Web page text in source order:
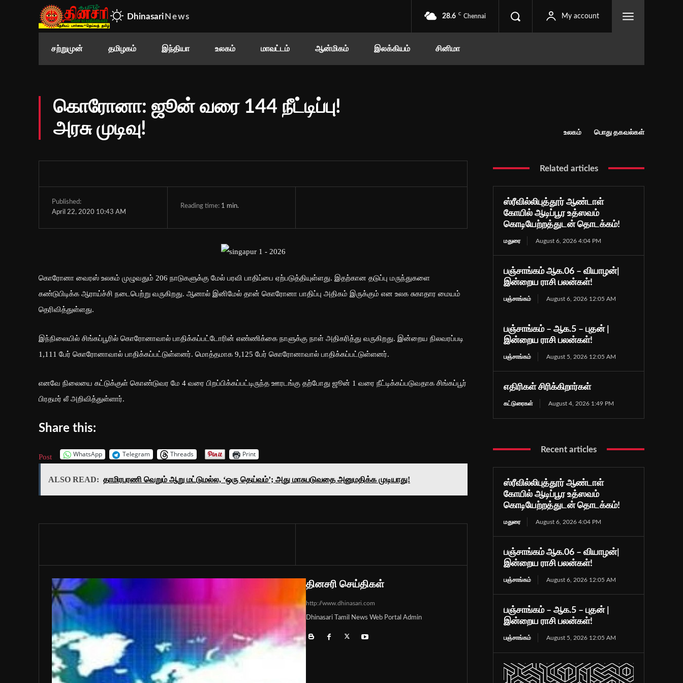
Dhinasari News 28.6 C Chennai My account
சற்றுமுன் தமிழகம் இந்தியா உலகம் மாவட்டம் ஆன்மிகம் இலக்கியம் சினிமா
கொரோனா: ஜூன் வரை 144 நீட்டிப்பு!
அரசு முடிவு!
உலகம் பொது தகவல்கள்
Published:
April 22, 2020 10:43 AM
Reading time: 1 min.
கொரோனா வைரஸ் உலகம் முழுவதும் 206 நாடுகளுக்கு மேல் பரவி பாதிப்பை ஏற்படுத்தியுள்ளது. இதற்கான தடுப்பு மருந்துகளை
கண்டுபிடிக்க ஆராய்ச்சி நடைபெற்று வருகிறது. ஆனால் இனிமேல் தான் கொரோனா பாதிப்பு அதிகம் இருக்கும் என உலக சுகாதார மையம்
தெரிவித்துள்ளது.
இந்நிலையில் சிங்கப்பூரில் கொரோனாவால் பாதிக்கப்பட்டோரின் எண்ணிக்கை நாளுக்கு நாள் அதிகரித்து வருகிறது. இன்றைய நிலவரப்படி
1,111 பேர் கொரோனாவால் பாதிக்கப்பட்டுள்ளனர். மொத்தமாக 9,125 பேர் கொரோனாவால் பாதிக்கப்பட்டுள்ளனர்.
எனவே நிலையை கட்டுக்குள் கொண்டுவர மே 4 வரை பிறப்பிக்கப்பட்டிருந்த ஊரடங்கு தற்போது ஜூன் 1 வரை நீட்டிக்கப்படுவதாக சிங்கப்பூர்
பிரதமர் லீ அறிவித்துள்ளார்.
Share this:
Post WhatsApp Telegram Threads Print
ALSO READ: தாமிரபரணி வெறும் ஆறு மட்டுமல்ல, ‘ஒரு தெய்வம்’; அது மாசுபடுவதை அனுமதிக்க முடியாது!
தினசரி செய்திகள்
http://www.dhinasari.com
Dhinasari Tamil News Web Portal Admin
Related articles
ஸ்ரீவில்லிபுத்தூர் ஆண்டாள்
கோயில் ஆடிப்பூர உத்ஸவம்
கொடியேற்றத்துடன் தொடக்கம்!
மதுரை August 6, 2026 4:04 PM
பஞ்சாங்கம் ஆக.06 – வியாழன்|
இன்றைய ராசி பலன்கள்!
பஞ்சாங்கம் August 6, 2026 12:05 AM
பஞ்சாங்கம் – ஆக.5 – புதன் |
இன்றைய ராசி பலன்கள்!
பஞ்சாங்கம் August 5, 2026 12:05 AM
எதிரிகள் சிரிக்கிறார்கள்
கட்டுரைகள் August 4, 2026 1:49 PM
Recent articles
ஸ்ரீவில்லிபுத்தூர் ஆண்டாள்
கோயில் ஆடிப்பூர உத்ஸவம்
கொடியேற்றத்துடன் தொடக்கம்!
மதுரை August 6, 2026 4:04 PM
பஞ்சாங்கம் ஆக.06 – வியாழன்|
இன்றைய ராசி பலன்கள்!
பஞ்சாங்கம் August 6, 2026 12:05 AM
பஞ்சாங்கம் – ஆக.5 – புதன் |
இன்றைய ராசி பலன்கள்!
பஞ்சாங்கம் August 5, 2026 12:05 AM